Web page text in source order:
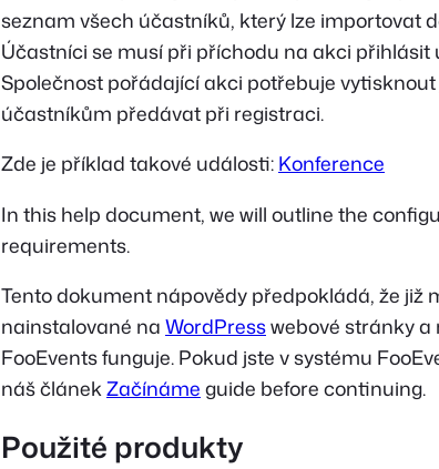
seznam všech účastníků, který lze importovat
Účastníci se musí při příchodu na akci přihlásit
Společnost pořádající akci potřebuje
účastníkům předávat při registraci.
Zde je příklad takové události: Konference
In this help document, we will outline the
requirements.
Tento dokument nápovědy předpokládá, že již
nainstalované na WordPresswebové stránky
FooEvents funguje. Pokud jste v systému
náš článekZačínáme guide before continuing.
Použité produkty